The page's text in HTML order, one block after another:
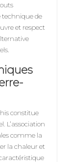
technique de
et respect
constitue
L’association
comme la
la chaleur et